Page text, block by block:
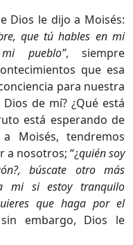
Dios le dijo a Moisés:
que tú hables en mi
pueblo”, siempre
que esa
para nuestra
de mí? ¿Qué está
está esperando de
Moisés, tendremos
a nosotros; “¿quién soy
búscate otro más
mi si estoy tranquilo
que haga por el
embargo, Dios le